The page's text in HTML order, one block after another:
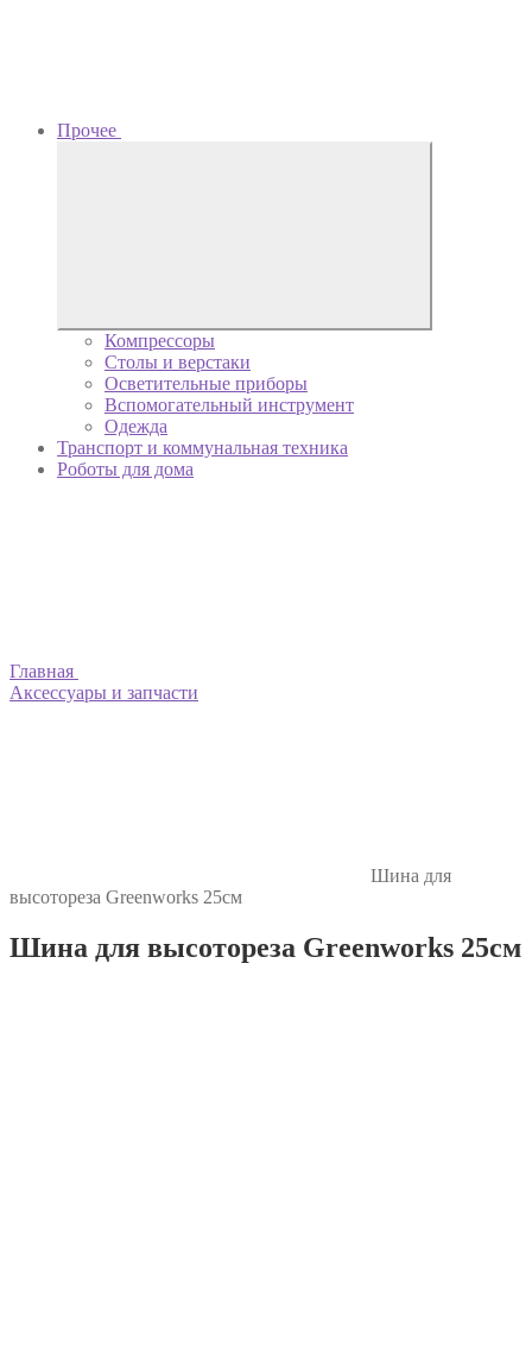
Прочее
Компрессоры
Столы и верстаки
Осветительные приборы
Вспомогательный инструмент
Одежда
Транспорт и коммунальная техника
Роботы для дома
Главная
Аксессуары и запчасти
Шина для
высотореза Greenworks 25см
Шина для высотореза Greenworks 25см